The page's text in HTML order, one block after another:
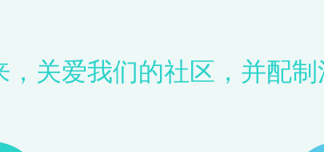
关爱我们的社区，并配制